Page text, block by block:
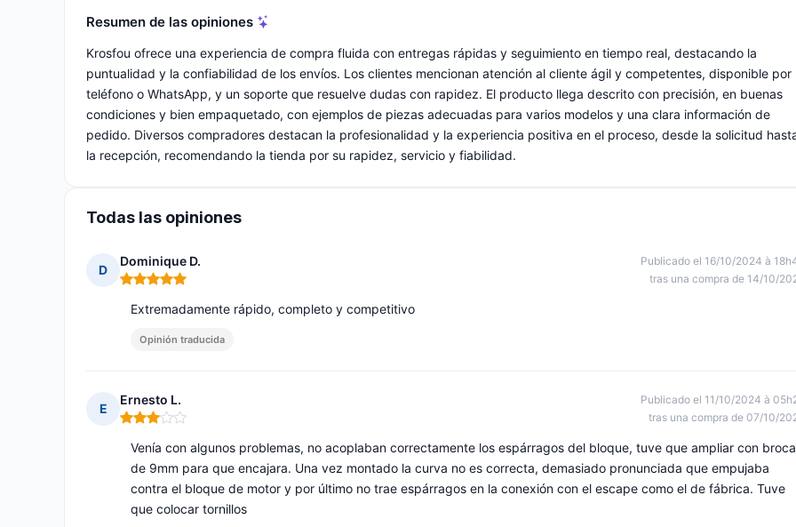
Resumen de las opiniones
Krosfou ofrece una experiencia de compra fluida con entregas rápidas y seguimiento en tiempo real, destacando la
puntualidad y la confiabilidad de los envíos. Los clientes mencionan atención al cliente ágil y competentes, disponible por
teléfono o WhatsApp, y un soporte que resuelve dudas con rapidez. El producto llega descrito con precisión, en buenas
condiciones y bien empaquetado, con ejemplos de piezas adecuadas para varios modelos y una clara información de
pedido. Diversos compradores destacan la profesionalidad y la experiencia positiva en el proceso, desde la solicitud
la recepción, recomendando la tienda por su rapidez, servicio y fiabilidad.
Todas las opiniones
D
Dominique D.
Nota: 5 de 5
Publicado el 16/10/2024 à
tras una compra de 14/10/
Extremadamente rápido, completo y competitivo
Opinión traducida
E
Ernesto L.
Nota: 3 de 5
Publicado el 11/10/2024 à
tras una compra de 07/10/
Venía con algunos problemas, no acoplaban correctamente los espárragos del bloque, tuve que ampliar con broca
de 9mm para que encajara. Una vez montado la curva no es correcta, demasiado pronunciada que empujaba
contra el bloque de motor y por último no trae espárragos en la conexión con el escape como el de fábrica. Tuve
que colocar tornillos